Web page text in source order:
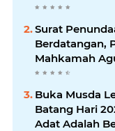
Ada Apa?
Surat
Berdatangan,
Mahkamah
Mengapa
Dilaksanakan?
Buka Musda
Batang Hari
Adat Adalah